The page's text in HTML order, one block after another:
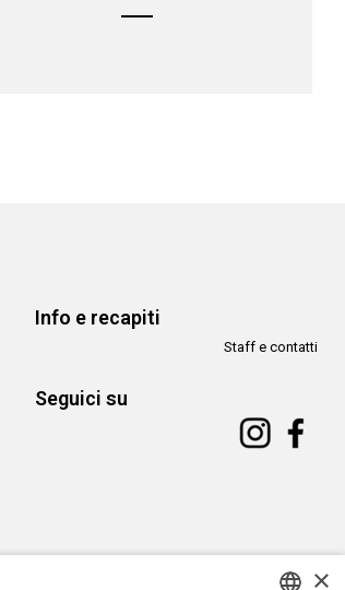
Info e recapiti
Staff e contatti
Seguici su
×